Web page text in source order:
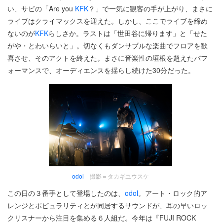
い、サビの「Are you KFK ？」で一気に観客の手が上がり、まさに
ライブはクライマックスを迎えた。しかし、ここでライブを締め
ないのがKFKらしさか。ラストは「世田谷に帰ります」と「せた
がや・とわいらいと」。切なくもダンサブルな楽曲でフロアを歓
喜させ、そのアクトを終えた。まさに音楽性の垣根を超えたパフ
ォーマンスで、オーディエンスを揺らし続けた30分だった。
odol 撮影＝タカギユウスケ
この日の３番手として登場したのは、 odol。アート・ロック的ア
レンジとポピュラリティとが同居するサウンドが、耳の早いロッ
クリスナーから注目を集める６人組だ。今年は『FUJI ROCK